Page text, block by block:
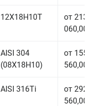
12Х18Н10Т
от 213
060,00
AISI 304
(08Х18Н10)
от 155
560,00
AISI 316Ti
от 292
560,00